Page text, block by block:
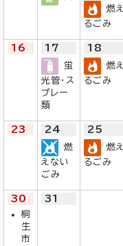
燃え
るごみ
16 17
蛍
光管・ス
プレー
類
18
燃え
るごみ
23 24
燃
えない
ごみ
25
燃え
るごみ
30
桐
生
市
31